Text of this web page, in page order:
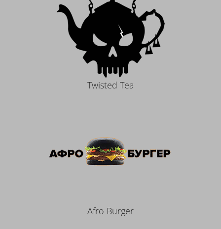
Twisted Tea
Afro Burger